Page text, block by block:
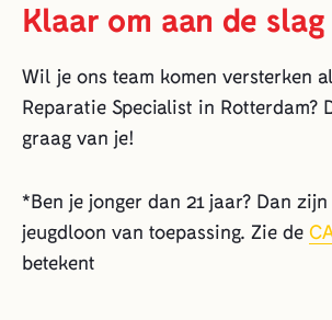
Klaar om aan de slag
Wil je ons team komen versterken
Reparatie Specialist in Rotterdam?
graag van je!
*Ben je jonger dan 21 jaar? Dan
jeugdloon van toepassing. Zie de
betekent